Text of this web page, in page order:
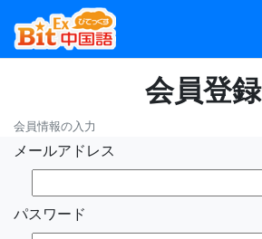
会員登録
会員情報の入力
メールアドレス
パスワード